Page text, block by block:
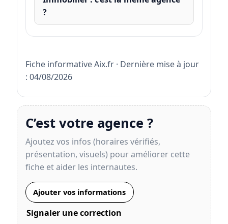
?
Fiche informative Aix.fr · Dernière mise à jour
: 04/08/2026
C’est votre agence ?
Ajoutez vos infos (horaires vérifiés,
présentation, visuels) pour améliorer cette
fiche et aider les internautes.
Ajouter vos informations
Signaler une correction